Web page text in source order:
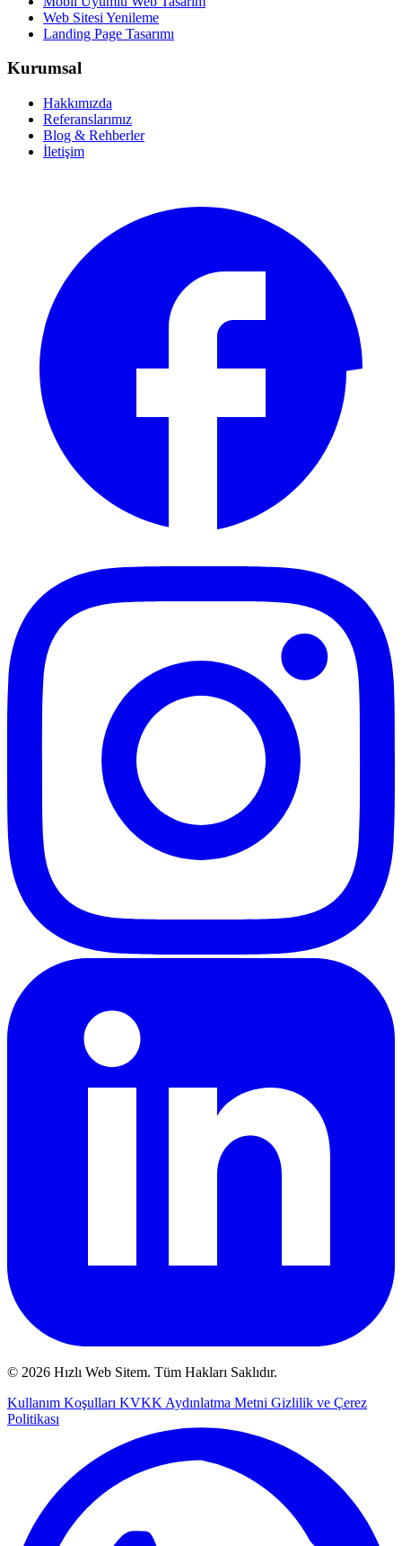
Web Sitesi Yenileme
Landing Page Tasarımı
Kurumsal
Hakkımızda
Referanslarımız
Blog & Rehberler
İletişim
© 2026 Hızlı Web Sitem. Tüm Hakları Saklıdır.
Kullanım Koşulları KVKK Aydınlatma Metni Gizlilik ve Çerez
Politikası